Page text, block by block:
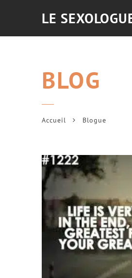
LE
BLOG
Accueil Blogue